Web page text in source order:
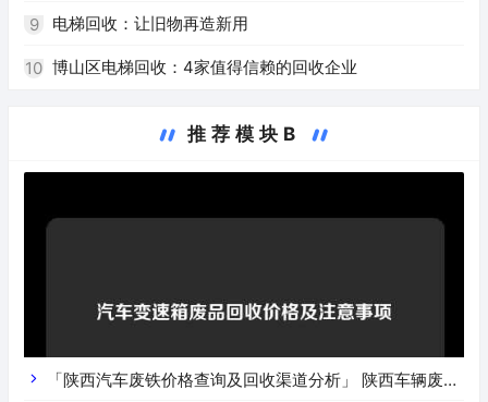
9 电梯回收：让旧物再造新用
10 博山区电梯回收：4家值得信赖的回收企业
推荐模块B
「陕西汽车废铁价格查询及回收渠道分析」 陕西车辆废铁